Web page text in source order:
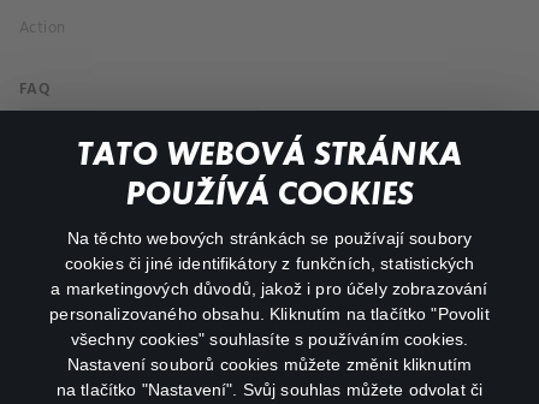
TATO WEBOVÁ STRÁNKA
POUŽÍVÁ COOKIES
Na těchto webových stránkách se používají soubory
cookies či jiné identifikátory z funkčních, statistických
a marketingových důvodů, jakož i pro účely zobrazování
personalizovaného obsahu. Kliknutím na tlačítko "Povolit
všechny cookies" souhlasíte s používáním cookies.
Nastavení souborů cookies můžete změnit kliknutím
na tlačítko "Nastavení". Svůj souhlas můžete odvolat či
Action
FAQ
My profile
facebookinstagram
youtube